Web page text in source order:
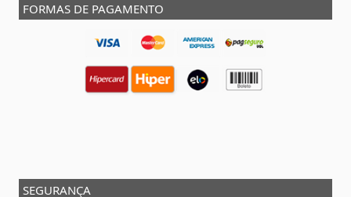
FORMAS DE PAGAMENTO
SEGURANÇA